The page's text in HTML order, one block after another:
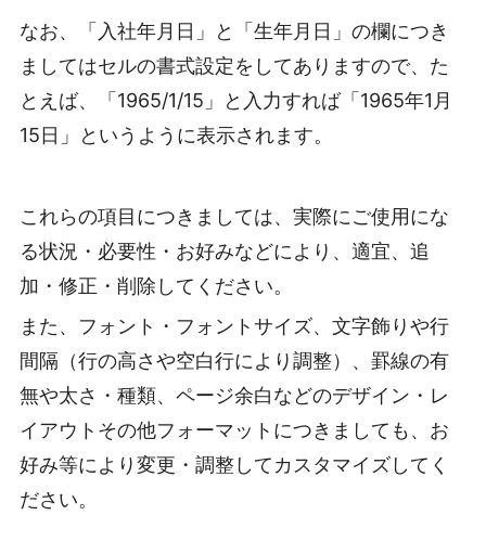
なお、「入社年月日」と「生年月日」の欄につき
ましてはセルの書式設定をしてありますので、た
とえば、「1965/1/15」と入力すれば「1965年1月
15日」というように表示されます。
これらの項目につきましては、実際にご使用にな
る状況・必要性・お好みなどにより、適宜、追
加・修正・削除してください。
また、フォント・フォントサイズ、文字飾りや行
間隔（行の高さや空白行により調整）、罫線の有
無や太さ・種類、ページ余白などのデザイン・レ
イアウトその他フォーマットにつきましても、お
好み等により変更・調整してカスタマイズしてく
ださい。